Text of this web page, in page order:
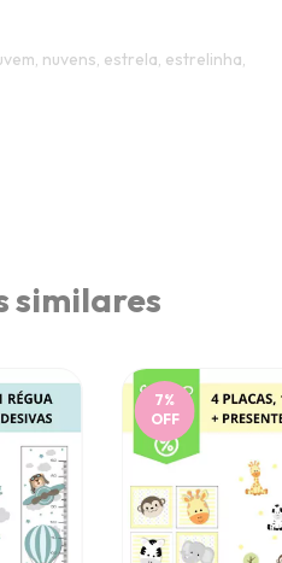
nuvens, estrela, estrelinha,
similares
7%
OFF